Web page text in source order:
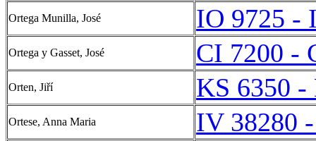
Ortega Munilla, José IO 9725 -
Ortega y Gasset, José CI 7200 -
Orten, Jiří KS 6350 -
Ortese, Anna Maria IV 38280